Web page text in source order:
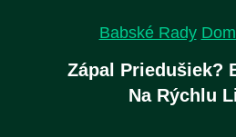
Babské Rady
Zápal Priedušiek?
Na Rýchlu